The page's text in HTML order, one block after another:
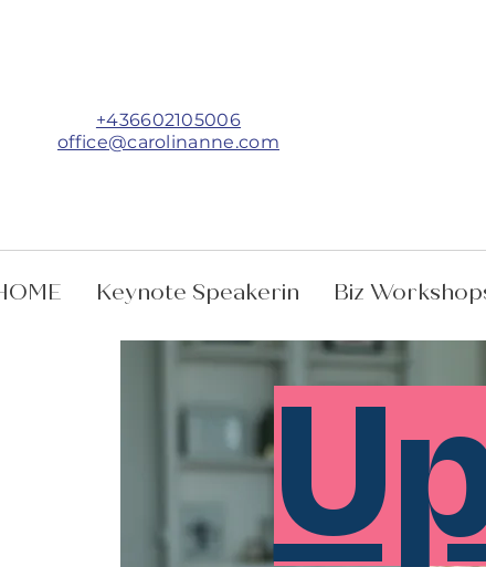
+436602105006
office@carolinanne.com
Keynote Speakerin Biz